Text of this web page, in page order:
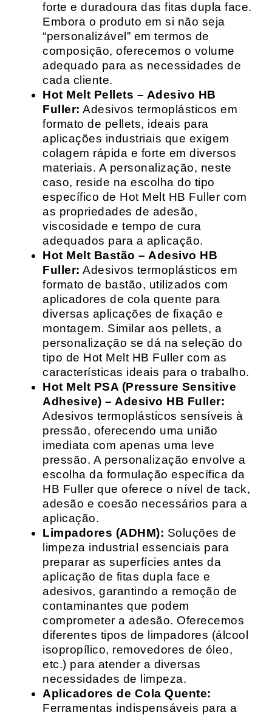
forte e duradoura das fitas dupla face.
Embora o produto em si não seja
“personalizável” em termos de
composição, oferecemos o volume
adequado para as necessidades de
cada cliente.
Hot Melt Pellets – Adesivo HB
Fuller: Adesivos termoplásticos em
formato de pellets, ideais para
aplicações industriais que exigem
colagem rápida e forte em diversos
materiais. A personalização, neste
caso, reside na escolha do tipo
específico de Hot Melt HB Fuller com
as propriedades de adesão,
viscosidade e tempo de cura
adequados para a aplicação.
Hot Melt Bastão – Adesivo HB
Fuller: Adesivos termoplásticos em
formato de bastão, utilizados com
aplicadores de cola quente para
diversas aplicações de fixação e
montagem. Similar aos pellets, a
personalização se dá na seleção do
tipo de Hot Melt HB Fuller com as
características ideais para o trabalho.
Hot Melt PSA (Pressure Sensitive
Adhesive) – Adesivo HB Fuller:
Adesivos termoplásticos sensíveis à
pressão, oferecendo uma união
imediata com apenas uma leve
pressão. A personalização envolve a
escolha da formulação específica da
HB Fuller que oferece o nível de tack,
adesão e coesão necessários para a
aplicação.
Limpadores (ADHM): Soluções de
limpeza industrial essenciais para
preparar as superfícies antes da
aplicação de fitas dupla face e
adesivos, garantindo a remoção de
contaminantes que podem
comprometer a adesão. Oferecemos
diferentes tipos de limpadores (álcool
isopropílico, removedores de óleo,
etc.) para atender a diversas
necessidades de limpeza.
Aplicadores de Cola Quente:
Ferramentas indispensáveis para a